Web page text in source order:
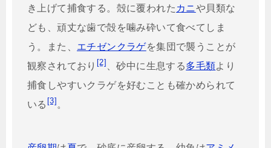
き上げて捕食する。殻に覆われた カニや貝類な
ども、頑丈な歯で殻を噛み砕いて食べてしま
う。また、 エチゼンクラゲを集団で襲うことが
観察されており [2] 、砂中に生息する多毛類より
捕食しやすいクラゲを好むことも確かめられて
いる [3] 。